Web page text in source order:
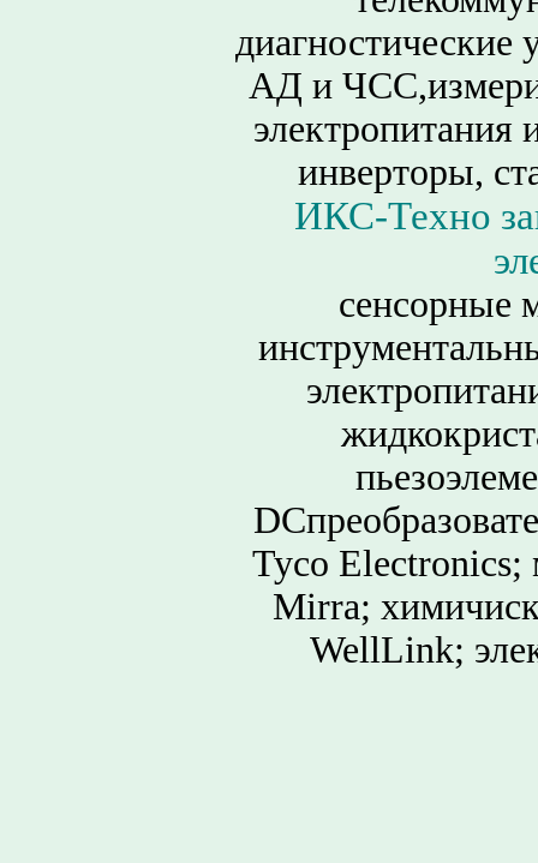
диагностические
АД и
электропитания
инверторы,
ИКС-Техно
сенсорные
Tyco Electronics;
Mirra;
WellLink;